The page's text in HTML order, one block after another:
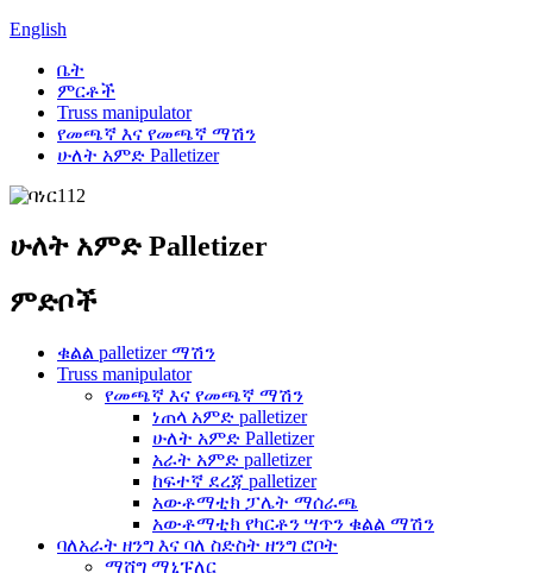
English
ቤት
ምርቶች
Truss manipulator
የመጫኛ እና የመጫኛ ማሽን
ሁለት አምድ Palletizer
ሁለት አምድ Palletizer
ምድቦች
ቁልል palletizer ማሽን
Truss manipulator
የመጫኛ እና የመጫኛ ማሽን
ነጠላ አምድ palletizer
ሁለት አምድ Palletizer
አራት አምድ palletizer
ከፍተኛ ደረጃ palletizer
አውቶማቲክ ፓሌት ማሰራጫ
አውቶማቲክ የካርቶን ሣጥን ቁልል ማሽን
ባለአራት ዘንግ እና ባለ ስድስት ዘንግ ሮቦት
ማሸግ ማኒፑለር